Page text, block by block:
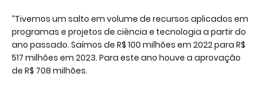
“Tivemos um salto em volume de recursos aplicados em
programas e projetos de ciência e tecnologia a partir do
ano passado. Saímos de R$ 100 milhões em 2022 para R$
517 milhões em 2023. Para este ano houve a aprovação
de R$ 708 milhões.